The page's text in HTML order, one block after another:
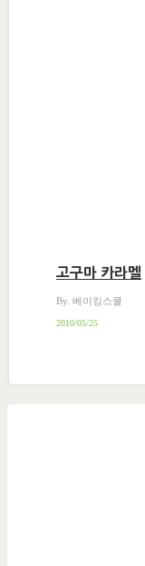
고구마 카라멜
By. 베이킹스쿨
2010/05/25